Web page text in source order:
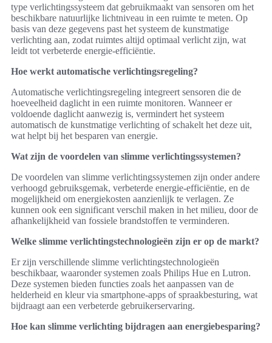
type verlichtingssysteem dat gebruikmaakt van sensoren om het
beschikbare natuurlijke lichtniveau in een ruimte te meten. Op
basis van deze gegevens past het systeem de kunstmatige
verlichting aan, zodat ruimtes altijd optimaal verlicht zijn, wat
leidt tot verbeterde energie-efficiëntie.
Hoe werkt automatische verlichtingsregeling?
Automatische verlichtingsregeling integreert sensoren die de
hoeveelheid daglicht in een ruimte monitoren. Wanneer er
voldoende daglicht aanwezig is, vermindert het systeem
automatisch de kunstmatige verlichting of schakelt het deze uit,
wat helpt bij het besparen van energie.
Wat zijn de voordelen van slimme verlichtingssystemen?
De voordelen van slimme verlichtingssystemen zijn onder andere
verhoogd gebruiksgemak, verbeterde energie-efficiëntie, en de
mogelijkheid om energiekosten aanzienlijk te verlagen. Ze
kunnen ook een significant verschil maken in het milieu, door de
afhankelijkheid van fossiele brandstoffen te verminderen.
Welke slimme verlichtingstechnologieën zijn er op de markt?
Er zijn verschillende slimme verlichtingstechnologieën
beschikbaar, waaronder systemen zoals Philips Hue en Lutron.
Deze systemen bieden functies zoals het aanpassen van de
helderheid en kleur via smartphone-apps of spraakbesturing, wat
bijdraagt aan een verbeterde gebruikerservaring.
Hoe kan slimme verlichting bijdragen aan energiebesparing?